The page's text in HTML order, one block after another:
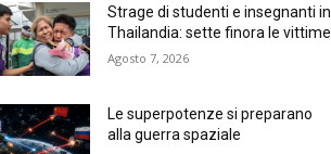
Strage di studenti e insegnanti in
Thailandia: sette finora le vittime
Agosto 7, 2026
Le superpotenze si preparano
alla guerra spaziale